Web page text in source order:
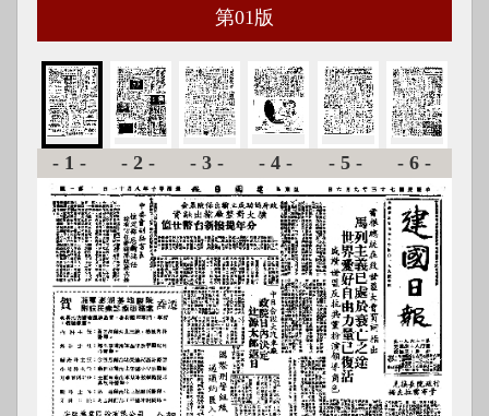
第01 版
-1- -2- -3- -4- -5- -6-